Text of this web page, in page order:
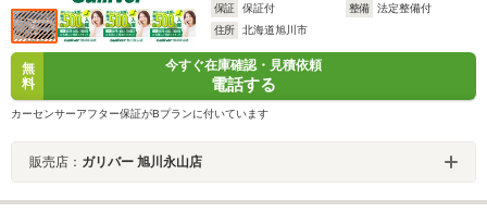
保証
保証付 整備
法定整備付
住所
北海道旭川市
無
料
今すぐ在庫確認・見積依頼
電話する
カーセンサーアフター保証がBプランに付いています
販売店： ガリバー 旭川永山店